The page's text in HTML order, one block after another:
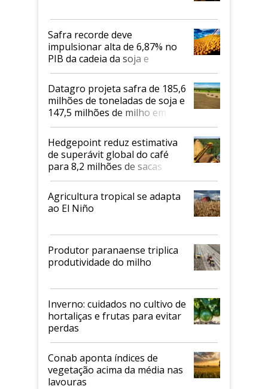
Safra recorde deve
impulsionar alta de 6,87% no
PIB da cadeia da soja e
biodiesel em 2026
Datagro projeta safra de 185,6
milhões de toneladas de soja e
147,5 milhões de milho em
2026/27
Hedgepoint reduz estimativa
de superávit global do café
para 8,2 milhões de sacas
Agricultura tropical se adapta
ao El Niño
Produtor paranaense triplica
produtividade do milho
Inverno: cuidados no cultivo de
hortaliças e frutas para evitar
perdas
Conab aponta índices de
vegetação acima da média nas
lavouras